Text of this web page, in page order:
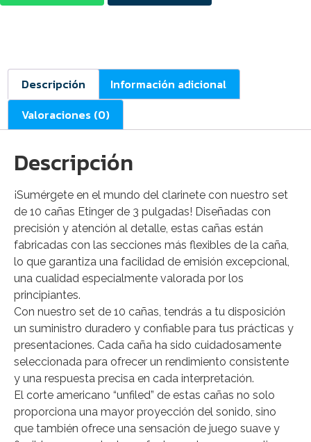
Descripción
Información adicional
Valoraciones (0)
Descripción
¡Sumérgete en el mundo del clarinete con nuestro set
de 10 cañas Etinger de 3 pulgadas! Diseñadas con
precisión y atención al detalle, estas cañas están
fabricadas con las secciones más flexibles de la caña,
lo que garantiza una facilidad de emisión excepcional,
una cualidad especialmente valorada por los
principiantes.
Con nuestro set de 10 cañas, tendrás a tu disposición
un suministro duradero y confiable para tus prácticas y
presentaciones. Cada caña ha sido cuidadosamente
seleccionada para ofrecer un rendimiento consistente
y una respuesta precisa en cada interpretación.
El corte americano “unfiled” de estas cañas no solo
proporciona una mayor proyección del sonido, sino
que también ofrece una sensación de juego suave y